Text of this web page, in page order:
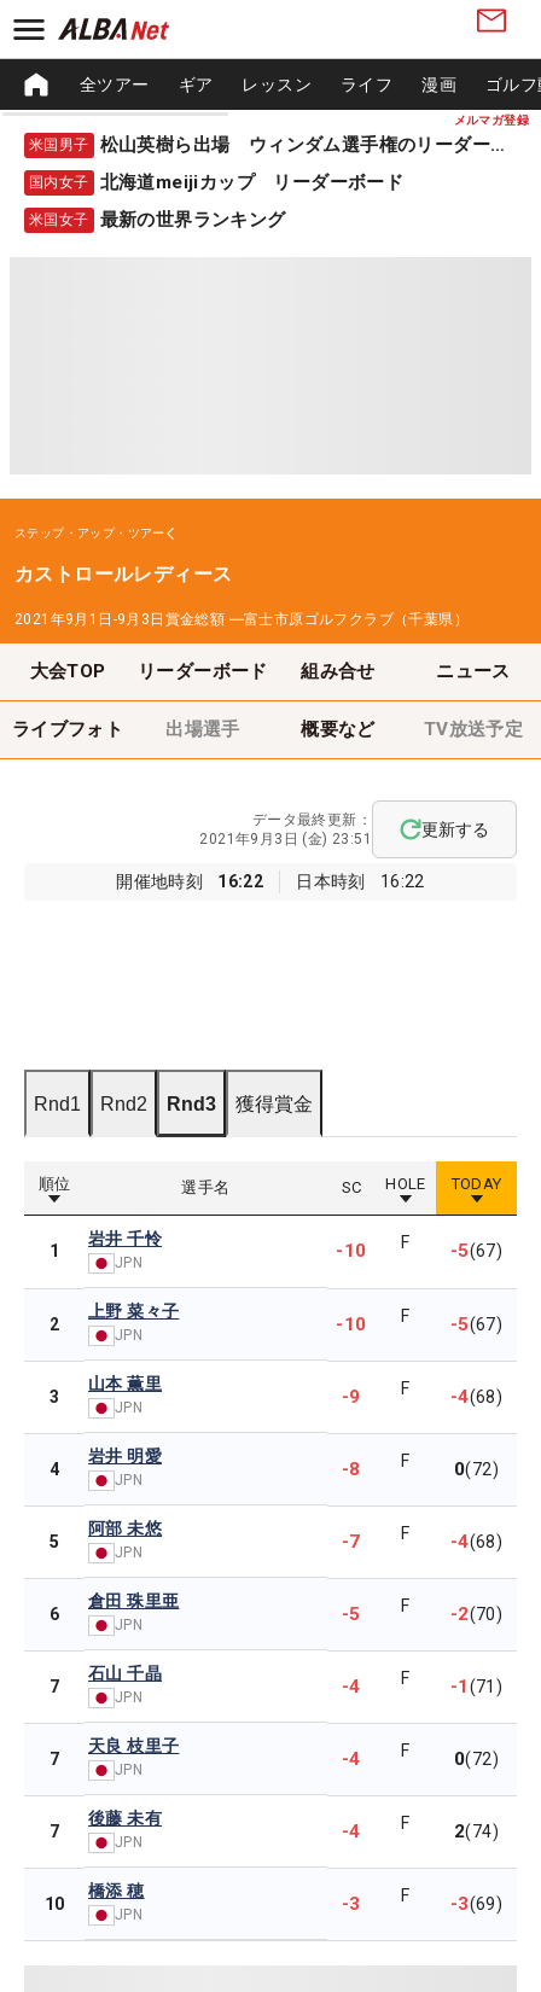
メルマガ登録
全ツアー ギア レッスン ライフ 漫画 ゴル
米国男子 松山英樹ら出場 ウィンダム選手権のリーダーボード
国内女子 北海道meijiカップ リーダーボード
米国女子 最新の世界ランキング
ステップ・アップ・ツアー
カストロールレディース
2021年9月1日-9月3日 賞金総額 ―富士市原ゴルフクラブ（千葉県）
大会TOP リーダーボード 組み合せ ニュース
ライブフォト 出場選手 概要など TV放送予定
開催地時刻 16:22 日本時刻 16:22
データ最終更新：
2021年9月3日 (金) 23:51
更新する
Rnd1 Rnd2 Rnd3 獲得賞金
順位 選手名 SC HOLE TODAY
1
岩井 千怜
JPN
-10 F -5(67)
2
上野 菜々子
JPN -10 F -5(67)
3
山本 薫里
JPN -9 F -4(68)
4
岩井 明愛
JPN -8 F 0(72)
5
阿部 未悠
JPN -7 F -4(68)
6
倉田 珠里亜
JPN -5 F -2(70)
7
石山 千晶
JPN -4 F -1(71)
7
天良 枝里子
JPN -4 F 0(72)
7
後藤 未有
JPN -4 F 2(74)
10
橋添 穂
JPN -3 F -3(69)